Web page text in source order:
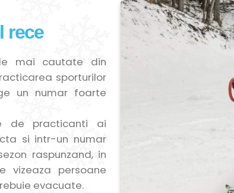
rece
mai cautate din
sporturilor
un numar foarte
de practicanti ai
si intr-un numar
raspunzand, in
vizeaza persoane
evacuate.